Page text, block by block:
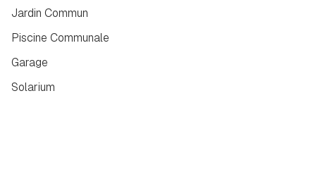
Jardin Commun
Piscine Communale
Garage
Solarium